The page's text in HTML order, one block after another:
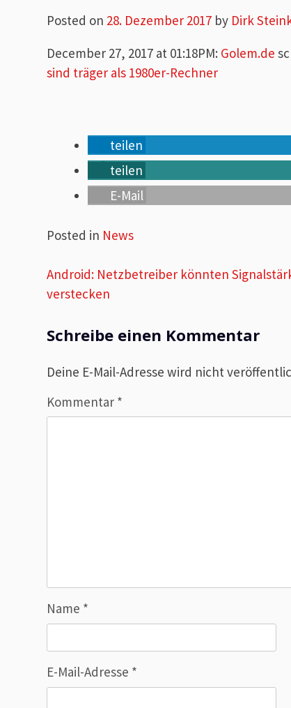
Posted on 28. Dezember 2017 by Dirk
December 27, 2017 at 01:18PM: Golem.de
sind träger als 1980er-Rechner
teilen
teilen
E-Mail
Posted in News
Beitragsnavigation
Android: Netzbetreiber könnten
verstecken
Schreibe einen Kommentar
Deine E-Mail-Adresse wird nicht
Kommentar *
Name *
E-Mail-Adresse *